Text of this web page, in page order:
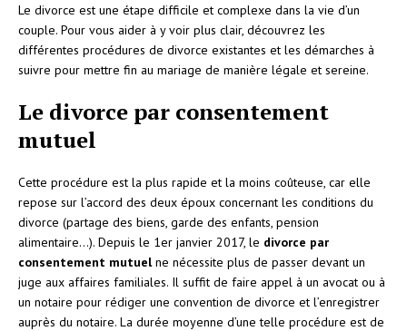
Le divorce est une étape difficile et complexe dans la vie d’un
couple. Pour vous aider à y voir plus clair, découvrez les
différentes procédures de divorce existantes et les démarches à
suivre pour mettre fin au mariage de manière légale et sereine.
Le divorce par consentement
mutuel
Cette procédure est la plus rapide et la moins coûteuse, car elle
repose sur l’accord des deux époux concernant les conditions du
divorce (partage des biens, garde des enfants, pension
alimentaire…). Depuis le 1er janvier 2017, le divorce par
consentement mutuelne nécessite plus de passer devant un
juge aux affaires familiales. Il suffit de faire appel à un avocat ou à
un notaire pour rédiger une convention de divorce et l’enregistrer
auprès du notaire. La durée moyenne d’une telle procédure est de